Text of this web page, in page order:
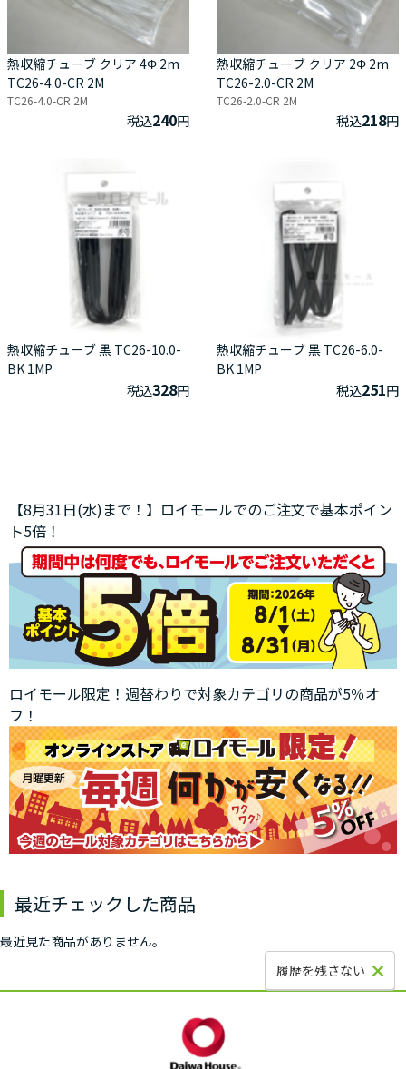
熱収縮チューブ クリア 4Φ 2m
TC26-4.0-CR 2M
TC26-4.0-CR 2M
税込240円
熱収縮チューブ クリア 2Φ 2m
TC26-2.0-CR 2M
TC26-2.0-CR 2M
税込218円
熱収縮チューブ 黒 TC26-10.0-
BK 1MP
税込328円
熱収縮チューブ 黒 TC26-6.0-
BK 1MP
税込251円
【8月31日(水)まで！】ロイモールでのご注文で基本ポイン
ト5倍！
ロイモール限定！週替わりで対象カテゴリの商品が5％オ
フ！
最近チェックした商品
最近見た商品がありません。
履歴を残さない